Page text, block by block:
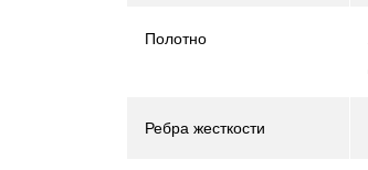
Полотно
Ребра жесткости